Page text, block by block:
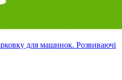
для машинок. Розвиваючі